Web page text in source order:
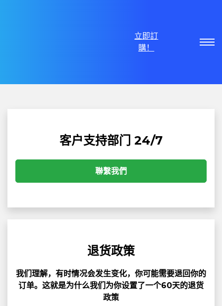
立即訂
購！
客户支持部门 24/7
聯繫我們
退货政策
我们理解，有时情况会发生变化，你可能需要退回你的
订单。这就是为什么我们为你设置了一个60天的退货
政策